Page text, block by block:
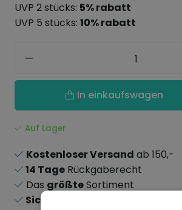
UVP 2 stücks: 5% rabatt
UVP 5 stücks: 10% rabatt
In einkaufswagen
Auf Lager
Kostenloser Versand ab 150,-
14 Tage Rückgaberecht
Das größteSortiment
Sichere